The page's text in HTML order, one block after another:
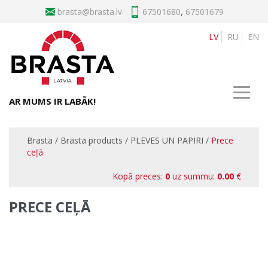
brasta 67501680, 67501679
AR MUMS IR LABĀK!
LV RU EN
Brasta / Brasta products / PLEVES UN PAPIRI / Prece
ceļā
Kopā preces: 0 uz summu: 0.00 €
PRECE CEĻĀ